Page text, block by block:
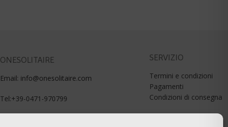
ONESOLITAIRE
Email: info@onesolitaire.com
Tel:+39-0471-970799
SERVIZIO
Termini e condizioni
Pagamenti
Condizioni di consegna